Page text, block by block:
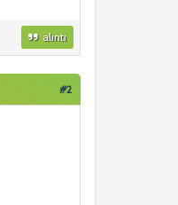
alıntı
#2